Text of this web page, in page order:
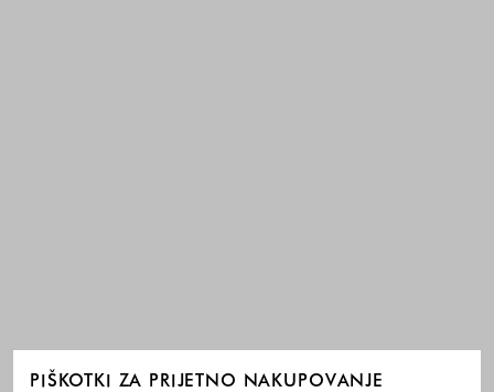
PIŠKOTKI ZA PRIJETNO NAKUPOVANJE